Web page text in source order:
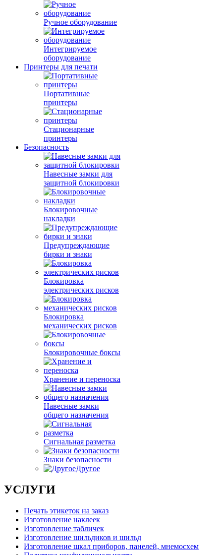
Ручное оборудование
Интегрируемое
оборудование
Принтеры для печати
Портативные
принтеры
Стационарные
принтеры
Безопасность
Навесные замки для
защитной блокировки
Блокировочные
накладки
Предупреждающие
бирки и знаки
Блокировка
электрических рисков
Блокировка
механических рисков
Блокировочные боксы
Хранение и переноска
Навесные замки
общего назначения
Сигнальная разметка
Знаки безопасности
Другое
УСЛУГИ
Печать этикеток на заказ
Изготовление наклеек
Изготовление табличек
Изготовление шильдиков и шильд
Изготовление шкал приборов, панелей, мнемосхем